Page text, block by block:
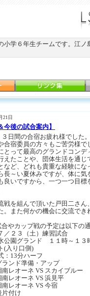
小学６年生チームです。江ノ
21日
今後の試合案内】
日間の合宿お疲れ様でした。
合宿委員の方々もご苦労様で
とって最高のグランドコンデ
えたことや、団体生活を通じ
など、どれも貴重な経験にな
長～い夏休みですが、体に気
良いですから、一つ一つ目標
戦を組んで頂いた戸田二さん
。また何かの機会に交流でき
やカップ戦の予定は以下の通
／２３（土）練習試合
公園グランド １１時～１３
(入り口側)
：13分ハーフ
ランド準備・アップ
南レオーネ VS スカイブルー
南レオーネ VS 浜見平
南レオーネ VS 今宿
片付け